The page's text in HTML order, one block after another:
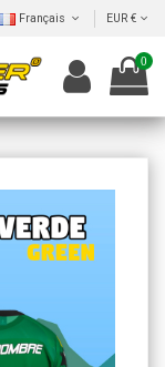
Français EUR €
0